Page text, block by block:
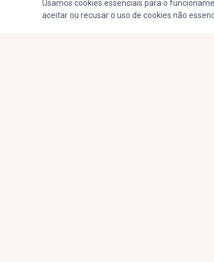
AO VIVO
Usamos cookies essenciais para o
aceitar ou recusar o uso de cookies não